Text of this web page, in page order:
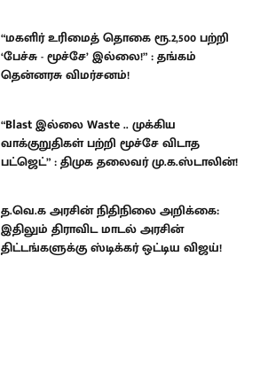
“மகளிர் உரிமைத் தொகை ரூ.2,500 பற்றி
‘பேச்சு - மூச்சே’ இல்லை!” : தங்கம்
தென்னரசு விமர்சனம்!
“Blast இல்லை Waste .. முக்கிய
வாக்குறுதிகள் பற்றி மூச்சே விடாத
பட்ஜெட்” : திமுக தலைவர் மு.க.ஸ்டாலின்!
த.வெ.க அரசின் நிதிநிலை அறிக்கை:
இதிலும் திராவிட மாடல் அரசின்
திட்டங்களுக்கு ஸ்டிக்கர் ஒட்டிய விஜய்!